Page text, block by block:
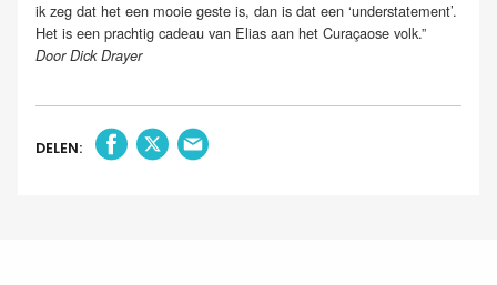
ik zeg dat het een mooie geste is, dan is dat een ‘understatement’.
Het is een prachtig cadeau van Elias aan het Curaçaose volk.”
Door Dick Drayer
DELEN: